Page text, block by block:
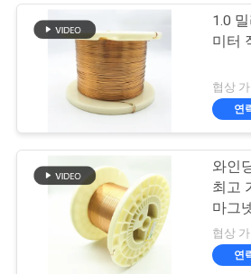
1.0
미터
연
와인
최고
마그
연